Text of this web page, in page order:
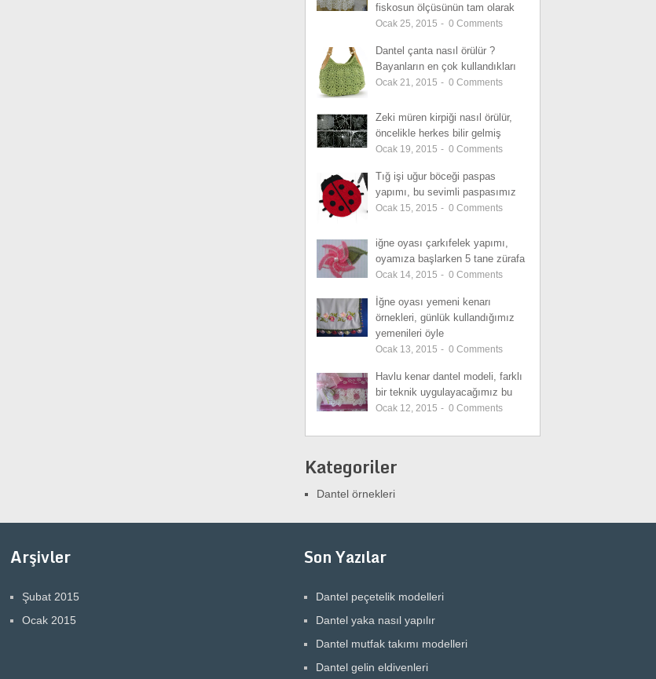
fiskosun ölçüsünün tam olarak
Ocak 25, 2015 - 0 Comments
Dantel çanta nasıl örülür ?
Bayanların en çok kullandıkları
Ocak 21, 2015 - 0 Comments
Zeki müren kirpiği nasıl örülür,
öncelikle herkes bilir gelmiş
Ocak 19, 2015 - 0 Comments
Tığ işi uğur böceği paspas
yapımı, bu sevimli paspasımız
Ocak 15, 2015 - 0 Comments
iğne oyası çarkıfelek yapımı,
oyamıza başlarken 5 tane zürafa
Ocak 14, 2015 - 0 Comments
İğne oyası yemeni kenarı
örnekleri, günlük kullandığımız
yemenileri öyle
Ocak 13, 2015 - 0 Comments
Havlu kenar dantel modeli, farklı
bir teknik uygulayacağımız bu
Ocak 12, 2015 - 0 Comments
Kategoriler
Dantel örnekleri
Arşivler
Şubat 2015
Ocak 2015
Son Yazılar
Dantel peçetelik modelleri
Dantel yaka nasıl yapılır
Dantel mutfak takımı modelleri
Dantel gelin eldivenleri